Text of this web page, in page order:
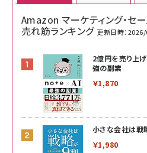
Amazon マーケティング・セ
売れ筋ランキング 更新日時：
2億円を売り上
強の副業
￥1,870
小さな会社は戦
￥1,980